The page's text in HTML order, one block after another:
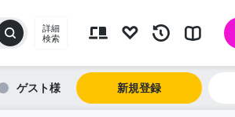
詳細
検索
ゲスト 新規登録